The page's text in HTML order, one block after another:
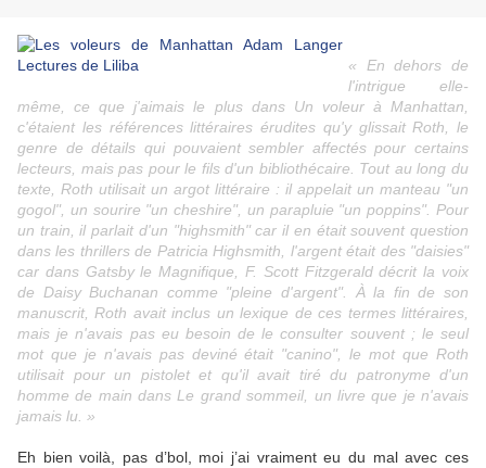
« En dehors de
l'intrigue elle-
même, ce que j'aimais le plus dans Un voleur à Manhattan,
c'étaient les références littéraires érudites qu'y glissait Roth, le
genre de détails qui pouvaient sembler affectés pour certains
lecteurs, mais pas pour le fils d'un bibliothécaire. Tout au long du
texte, Roth utilisait un argot littéraire : il appelait un manteau "un
gogol", un sourire "un cheshire", un parapluie "un poppins". Pour
un train, il parlait d'un "highsmith" car il en était souvent question
dans les thrillers de Patricia Highsmith, l'argent était des "daisies"
car dans Gatsby le Magnifique, F. Scott Fitzgerald décrit la voix
de Daisy Buchanan comme "pleine d'argent". À la fin de son
manuscrit, Roth avait inclus un lexique de ces termes littéraires,
mais je n'avais pas eu besoin de le consulter souvent ; le seul
mot que je n'avais pas deviné était "canino", le mot que Roth
utilisait pour un pistolet et qu'il avait tiré du patronyme d'un
homme de main dans Le grand sommeil, un livre que je n'avais
jamais lu. »
Eh bien voilà, pas d’bol, moi j’ai vraiment eu du mal avec ces